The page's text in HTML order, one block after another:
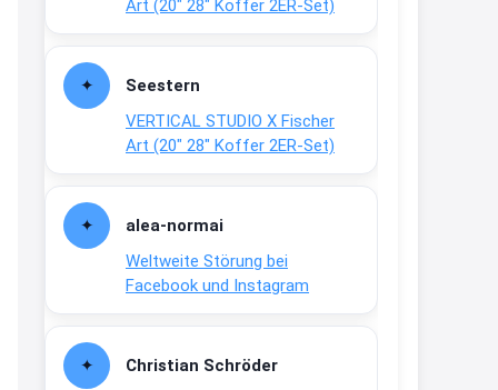
Art (20″ 28″ Koffer 2ER-Set)
Seestern
VERTICAL STUDIO X Fischer
Art (20″ 28″ Koffer 2ER-Set)
alea-normai
Weltweite Störung bei
Facebook und Instagram
Christian Schröder
15:01
An 01.08. / Sensodyne Rabatt 3€
/ max. 15.000www.erlebe-
↩
www.meineapotheke.de/